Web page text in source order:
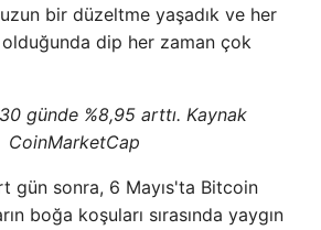
bir düzeltme yaşadık ve her
olduğunda dip her zaman çok
günde %8,95 arttı. Kaynak
CoinMarketCap
gün sonra, 6 Mayıs'ta Bitcoin
boğa koşuları sırasında yaygın